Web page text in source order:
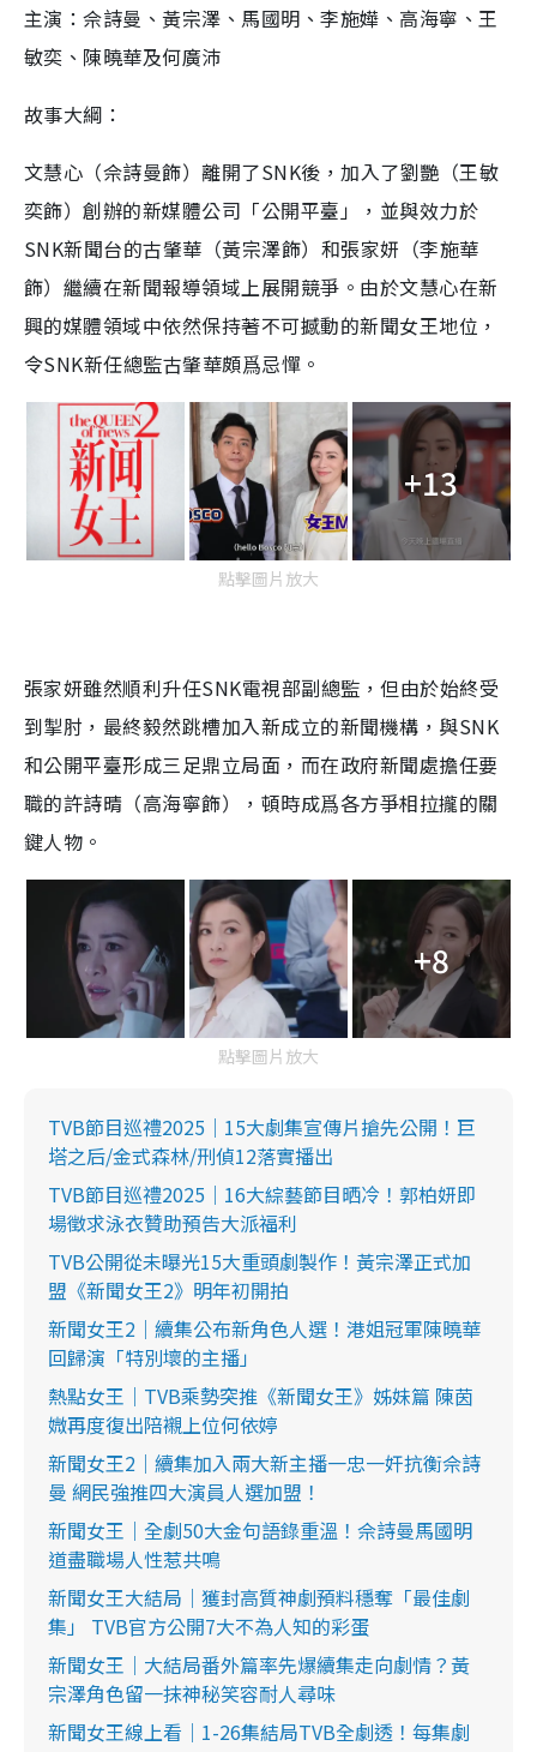
主演：佘詩曼、黃宗澤、馬國明、李施嬅、高海寧、王
敏奕、陳曉華及何廣沛
故事大綱：
文慧心（佘詩曼飾）離開了SNK後，加入了劉艷（王敏
奕飾）創辦的新媒體公司「公開平臺」，並與效力於
SNK新聞台的古肇華（黃宗澤飾）和張家妍（李施華
飾）繼續在新聞報導領域上展開競爭。由於文慧心在新
興的媒體領域中依然保持著不可撼動的新聞女王地位，
令SNK新任總監古肇華頗爲忌憚。
+13
點擊圖片放大
張家妍雖然順利升任SNK電視部副總監，但由於始終受
到掣肘，最終毅然跳槽加入新成立的新聞機構，與SNK
和公開平臺形成三足鼎立局面，而在政府新聞處擔任要
職的許詩晴（高海寧飾），頓時成爲各方爭相拉攏的關
鍵人物。⁠ ⁠
+8
點擊圖片放大
TVB節目巡禮2025｜15大劇集宣傳片搶先公開！巨
塔之后/金式森林/刑偵12落實播出
TVB節目巡禮2025｜16大綜藝節目晒冷！郭柏妍即
場徵求泳衣贊助預告大派福利
TVB公開從未曝光15大重頭劇製作！黃宗澤正式加
盟《新聞女王2》明年初開拍
新聞女王2｜續集公布新角色人選！港姐冠軍陳曉華
回歸演「特別壞的主播」
熱點女王｜TVB乘勢突推《新聞女王》姊妹篇 陳茵
媺再度復出陪襯上位何依婷
新聞女王2｜續集加入兩大新主播一忠一奸抗衡佘詩
曼 網民強推四大演員人選加盟！
新聞女王｜全劇50大金句語錄重溫！佘詩曼馬國明
道盡職場人性惹共鳴
新聞女王大結局｜獲封高質神劇預料穩奪「最佳劇
集」 TVB官方公開7大不為人知的彩蛋
新聞女王｜大結局番外篇率先爆續集走向劇情？黃
宗澤角色留一抹神秘笑容耐人尋味
新聞女王線上看｜1-26集結局TVB全劇透！每集劇